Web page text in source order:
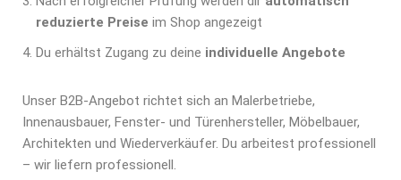
reduzierte Preise im Shop angezeigt
Du erhältst Zugang zu deine individuelle Angebote
Unser B2B-Angebot richtet sich an Malerbetriebe,
Innenausbauer, Fenster- und Türenhersteller, Möbelbauer,
Architekten und Wiederverkäufer. Du arbeitest professionell
– wir liefern professionell.